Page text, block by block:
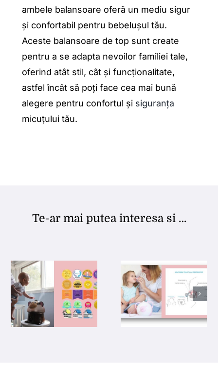
ambele balansoare oferă un mediu sigur
și confortabil pentru bebelușul tău.
Aceste balansoare de top sunt create
pentru a se adapta nevoilor familiei tale,
oferind atât stil, cât și funcționalitate,
astfel încât să poți face cea mai bună
alegere pentru confortul și siguranța
micuțului tău.
Te-ar mai putea interesa si …